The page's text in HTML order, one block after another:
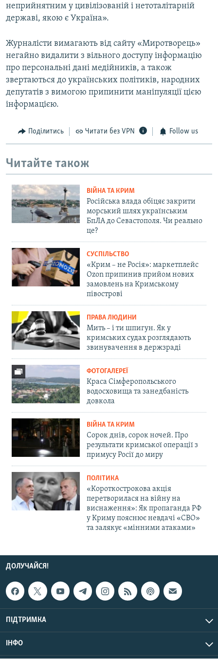
неприйнятним у цивілізованій і нетоталітарній
державі, якою є Україна».
Журналісти вимагають від сайту «Миротворець»
негайно видалити з вільного доступу інформацію
про персональні дані медійників, а також
звертаються до українських політиків, народних
депутатів з вимогою припинити маніпуляції цією
інформацією.
Поділитись Читати без VPN Follow us
Читайте також
ВІЙНА ТА КРИМ
Російська влада обіцяє закрити
морський шлях українським
БпЛА до Севастополя. Чи реально
це?
СУСПІЛЬСТВО
«Крим – не Росія»: маркетплейс
Ozon припинив прийом нових
замовлень на Кримському
півострові
ПРАВА ЛЮДИНИ
Мить – і ти шпигун. Як у
кримських судах розглядають
звинувачення в держзраді
ФОТОГАЛЕРЕЇ
Краса Сімферопольського
водосховища та занедбаність
довкола
ВІЙНА ТА КРИМ
Сорок днів, сорок ночей. Про
результати кримської операції з
примусу Росії до миру
ПОЛІТИКА
«Короткострокова акція
перетворилася на війну на
виснаження»: Як пропаганда РФ
у Криму пояснює невдачі «СВО»
та залякує «мінними атаками»
ДОЛУЧАЙСЯ!
ПІДТРИМКА
ІНФО